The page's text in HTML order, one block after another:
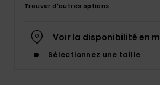
Trouver d'autres options
Voir la disponibilité en
Sélectionnez une taille